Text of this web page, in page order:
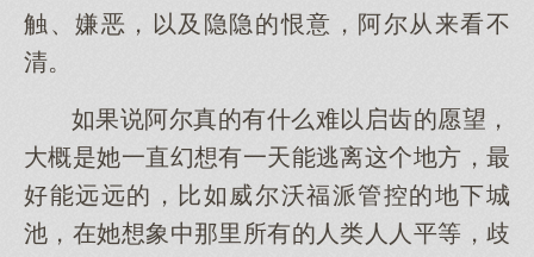
触、嫌恶，以及隐隐的恨意，阿尔从来看不
清。
如果说阿尔真的有什么难以启齿的愿望，
大概是她一直幻想有一天能逃离这个地方，最
好能远远的，比如威尔沃福派管控的地下城
池，在她想象中那里所有的人类人人平等，歧